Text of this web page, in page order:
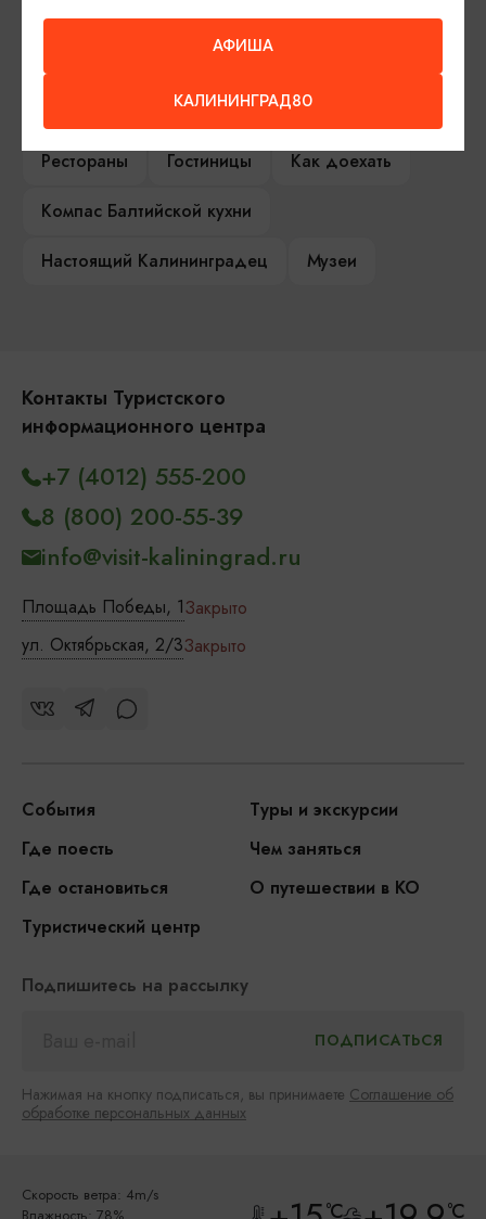
Достопримечательности
Карты и маршруты
Рестораны
Гостиницы
Как доехать
Компас Балтийской кухни
Настоящий Калининградец
Музеи
Контакты Туристского
информационного центра
Площадь Победы, 1Закрыто
ул. Октябрьская, 2/3Закрыто
+7 (4012) 555-200
8 (800) 200-55-39
info@visit-kaliningrad.ru
События
Туры и экскурсии
Где поесть
Чем заняться
Где остановиться
О путешествии в КО
Туристический центр
Подпишитесь на рассылку
Нажимая на кнопку подписаться, вы принимаете Соглашение об
обработке персональных данных
Скорость ветра: 4m/s
°C °C
АФИША
КАЛИНИНГРАД80